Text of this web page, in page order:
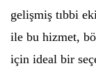
gelişmiş tıbbi
ile bu hizmet,
için ideal bir